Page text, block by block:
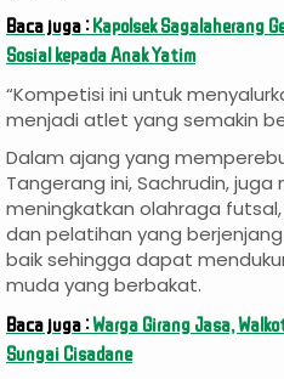
Baca juga :Kapolsek Sagalaherang
Sosial kepada Anak Yatim
“Kompetisi ini untuk
menjadi atlet yang semakin
Dalam ajang yang
Tangerang ini, Sachrudin,
meningkatkan olahraga
dan pelatihan yang
baik sehingga dapat
muda yang berbakat.
Baca juga :Warga Girang Jasa,
Sungai Cisadane